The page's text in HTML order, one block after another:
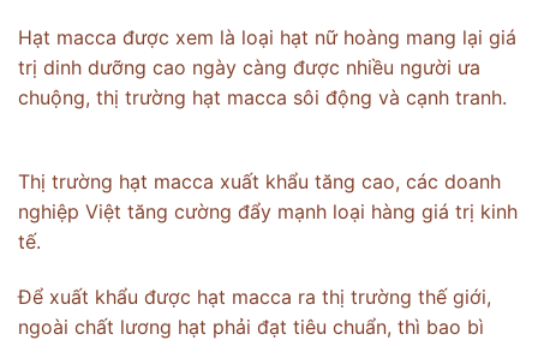
Hạt macca được xem là loại hạt nữ hoàng mang lại giá
trị dinh dưỡng cao ngày càng được nhiều người ưa
chuộng, thị trường hạt macca sôi động và cạnh tranh.
Thị trường hạt macca xuất khẩu tăng cao, các doanh
nghiệp Việt tăng cường đẩy mạnh loại hàng giá trị kinh
tế.
Để xuất khẩu được hạt macca ra thị trường thế giới,
ngoài chất lương hạt phải đạt tiêu chuẩn, thì bao bì